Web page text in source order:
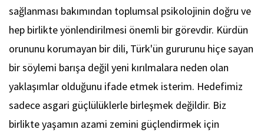
sağlanması bakımından toplumsal psikolojinin doğru ve
hep birlikte yönlendirilmesi önemli bir görevdir. Kürdün
orununu korumayan bir dili, Türk'ün gururunu hiçe sayan
bir söylemi barışa değil yeni kırılmalara neden olan
yaklaşımlar olduğunu ifade etmek isterim. Hedefimiz
sadece asgari güçlülüklerle birleşmek değildir. Biz
birlikte yaşamın azami zemini güçlendirmek için